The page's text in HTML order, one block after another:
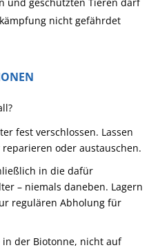
nicht gefährdet
fest verschlossen. Lassen
oder austauschen.
in die dafür
– niemals daneben. Lagern
regulären Abholung für
in der Biotonne, nicht auf